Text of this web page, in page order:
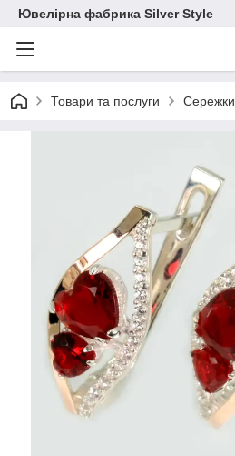
Ювелірна фабрика Silver Style
Товари та послуги Сережки